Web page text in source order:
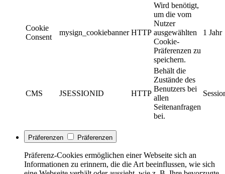
Cookie
Consent
mysign_cookiebanner HTTP
Wird benötigt,
um die vom
Nutzer
ausgewählten
Cookie-
Präferenzen zu
speichern.
1 Jahr
CMS JSESSIONID HTTP
Behält die
Zustände des
Benutzers bei
allen
Seitenanfragen
bei.
Präferenzen Präferenzen
Präferenz-Cookies ermöglichen einer Webseite sich an
Informationen zu erinnern, die die Art beeinflussen, wie sich